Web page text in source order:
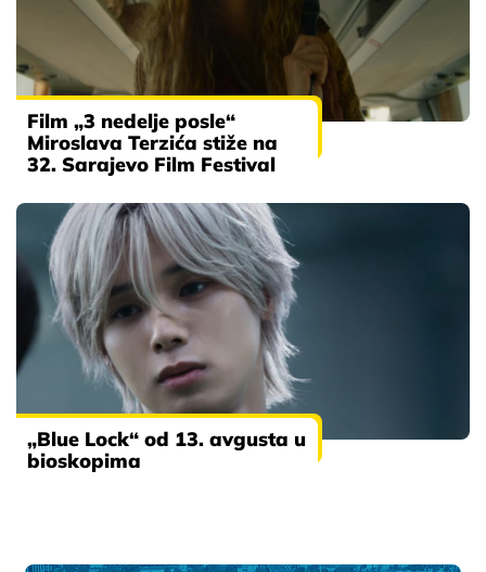
Film „3 nedelje posle“
Miroslava Terzića stiže na
32. Sarajevo Film Festival
„Blue Lock“ od 13. avgusta u
bioskopima